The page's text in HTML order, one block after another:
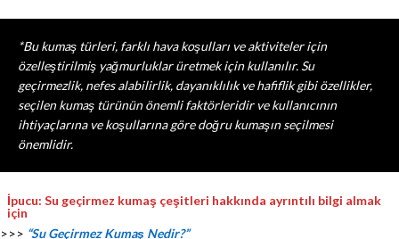
*Bu kumaş türleri, farklı hava koşulları ve aktiviteler için
özelleştirilmiş yağmurluklar üretmek için kullanılır. Su
geçirmezlik, nefes alabilirlik, dayanıklılık ve hafiflik gibi özellikler,
seçilen kumaş türünün önemli faktörleridir ve kullanıcının
ihtiyaçlarına ve koşullarına göre doğru kumaşın seçilmesi
önemlidir.
İpucu: Su geçirmez kumaş çeşitleri hakkında ayrıntılı bilgi almak
için
>>> “Su Geçirmez Kumaş Nedir?”